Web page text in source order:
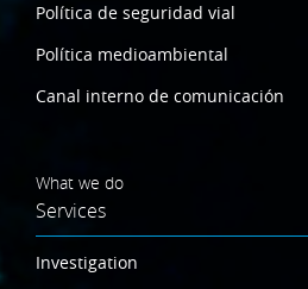
Política de seguridad vial
Política medioambiental
Canal interno de comunicación
What we do
Services
Investigation